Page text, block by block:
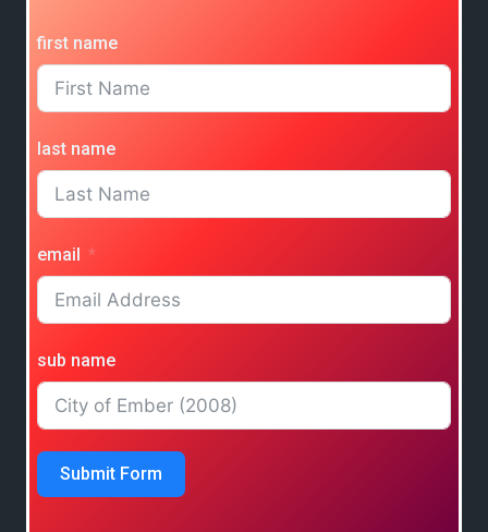
first name
last name
email
sub name
Submit Form